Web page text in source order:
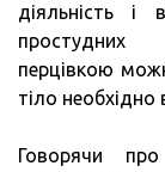
діяльність і
простудних
перцівкою
тіло
Говорячи